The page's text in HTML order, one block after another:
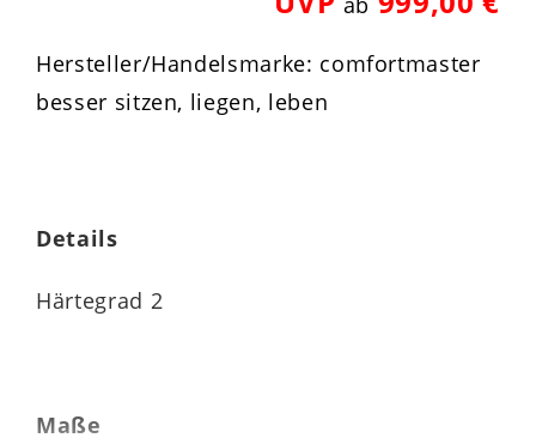
Hersteller/Handelsmarke: comfortmaster
besser sitzen, liegen, leben
Details
Härtegrad 2
Maße